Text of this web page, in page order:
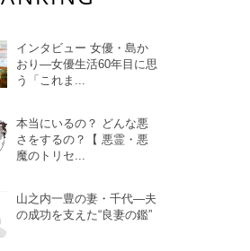
インタビュー 女優・島か
おり―女優生活60年目に思
う「これま...
本当にいるの？ どんな悪
さをするの？【 悪霊・悪
魔のトリセ...
山之内一豊の妻・千代―夫
の成功を支えた“良妻の鑑”